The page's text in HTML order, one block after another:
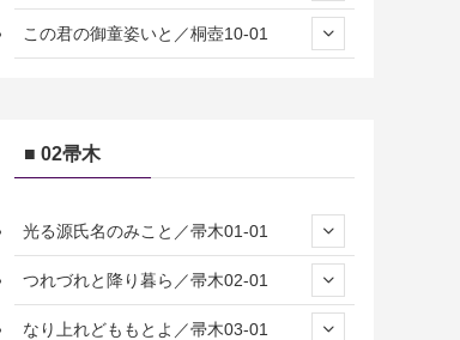
この君の御童姿いと／桐壺10-01
■ 02帚木
光る源氏名のみこと／帚木01-01
つれづれと降り暮ら／帚木02-01
なり上れどももとよ／帚木03-01